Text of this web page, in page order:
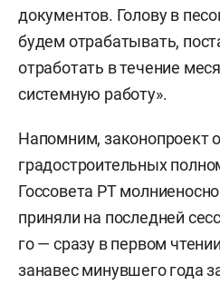
документов. Голову в
будем отрабатывать,
отработать в течение
системную работу».
Напомним, законопроект
градостроительных
Госсовета РТ
приняли на последней
го — сразу в первом
занавес минувшего года